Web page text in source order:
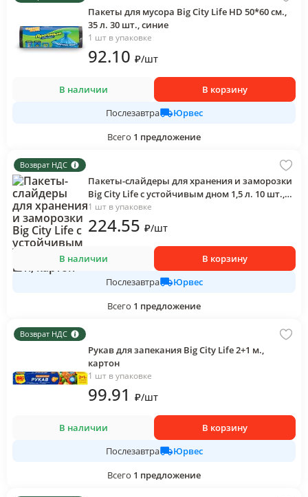
Пакеты для мусора Big City Life HD 50*60 см.,
35 л. 30 шт., синие
1 шт в упаковке
92.10 ₽/шт
В наличии
В корзину
Послезавтра
Юрвес
Всего 1 предложение
Возврат НДС
Пакеты-слайдеры для хранения и заморозки
Big City Life с устойчивым дном 1,5 л. 10 шт.,
картон
1 шт в упаковке
224.55 ₽/шт
В наличии
В корзину
Послезавтра
Юрвес
Всего 1 предложение
Возврат НДС
Рукав для запекания Big City Life 2+1 м.,
картон
1 шт в упаковке
99.91 ₽/шт
В наличии
В корзину
Послезавтра
Юрвес
Всего 1 предложение